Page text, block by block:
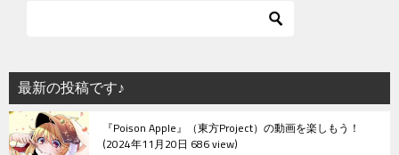
シ
ョ
ン
最新の投稿です♪
『Poison Apple』（東方Project）の動画を楽しもう！
2024年11月20日 686 view